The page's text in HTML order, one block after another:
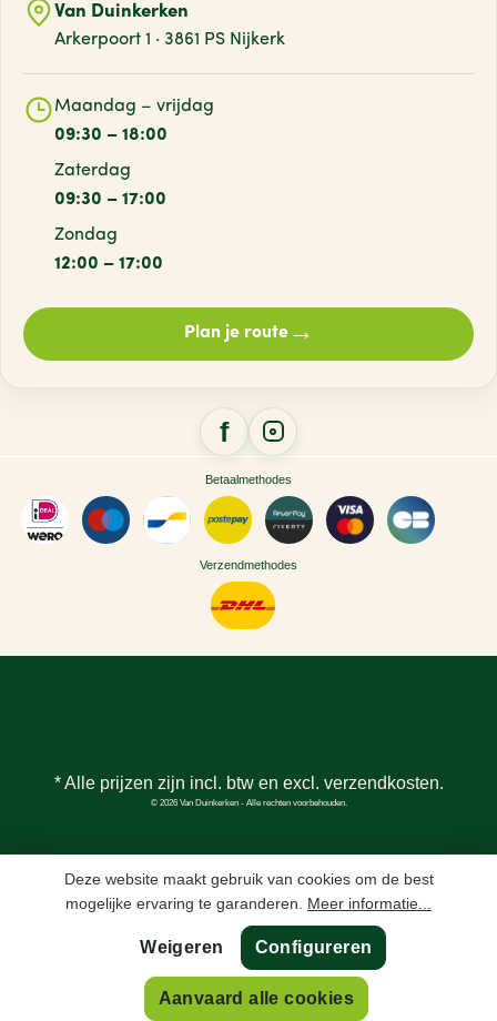
Van Duinkerken
Arkerpoort 1 · 3861 PS Nijkerk
Maandag – vrijdag
09:30 – 18:00
Zaterdag
09:30 – 17:00
Zondag
12:00 – 17:00
Plan je route→
Betaalmethodes
Verzendmethodes
* Alle prijzen zijn incl. btw en excl. verzendkosten.
© 2026 Van Duinkerken - Alle rechten voorbehouden.
Deze website maakt gebruik van cookies om de best
mogelijke ervaring te garanderen. Meer informatie...
Weigeren Configureren
Aanvaard alle cookies